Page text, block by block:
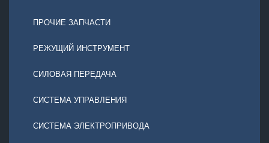
ПРОЧИЕ ЗАПЧАСТИ
РЕЖУЩИЙ ИНСТРУМЕНТ
СИЛОВАЯ ПЕРЕДАЧА
СИСТЕМА УПРАВЛЕНИЯ
СИСТЕМА ЭЛЕКТРОПРИВОДА